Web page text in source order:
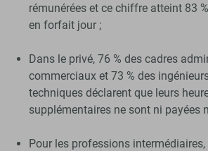
rémunérées et ce chiffre atteint 83
en forfait jour ;
Dans le privé, 76 % des cadres
commerciaux et 73 % des
techniques déclarent que leurs
supplémentaires ne sont ni payées
Pour les professions intermédiaires,